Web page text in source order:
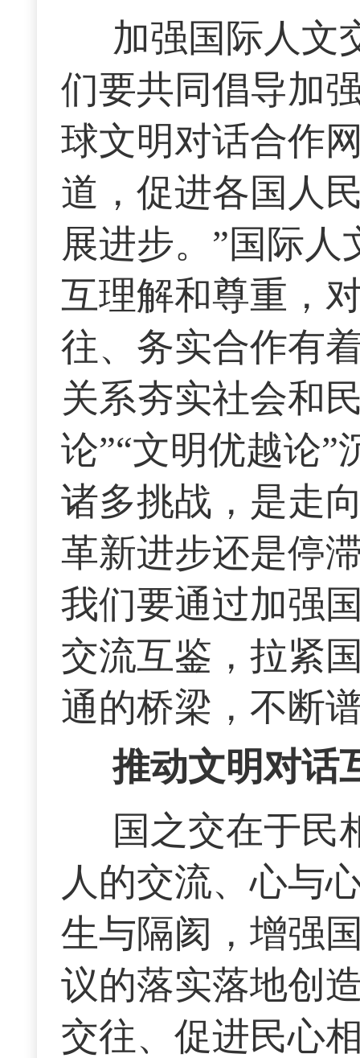
加强国际人文
们要共同倡导加
球文明对话合作
道，促进各国人
展进步。”国际
互理解和尊重，
往、务实合作有
关系夯实社会和
论”“文明优越论
诸多挑战，是走
革新进步还是停
我们要通过加强
交流互鉴，拉紧
通的桥梁，不断
推动文明对话
国之交在于民
人的交流、心与
生与隔阂，增强
议的落实落地创
交往、促进民心